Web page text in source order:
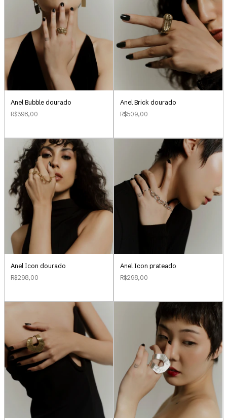
Anel Bubble dourado
R$398,00
Anel Brick dourado
R$509,00
Anel Icon dourado
R$298,00
Anel Icon prateado
R$298,00